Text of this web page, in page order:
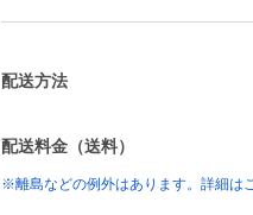
配送方法
配送料金（送料）
※離島などの例外はあります。詳細は